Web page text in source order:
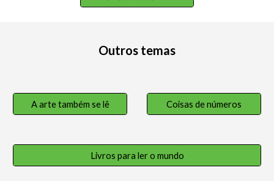
Outros temas
A arte também se lê Coisas de números
Livros para ler o mundo